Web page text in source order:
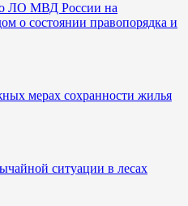
ЛО МВД России на
о состоянии правопорядка и
мерах сохранности жилья
ситуации в лесах